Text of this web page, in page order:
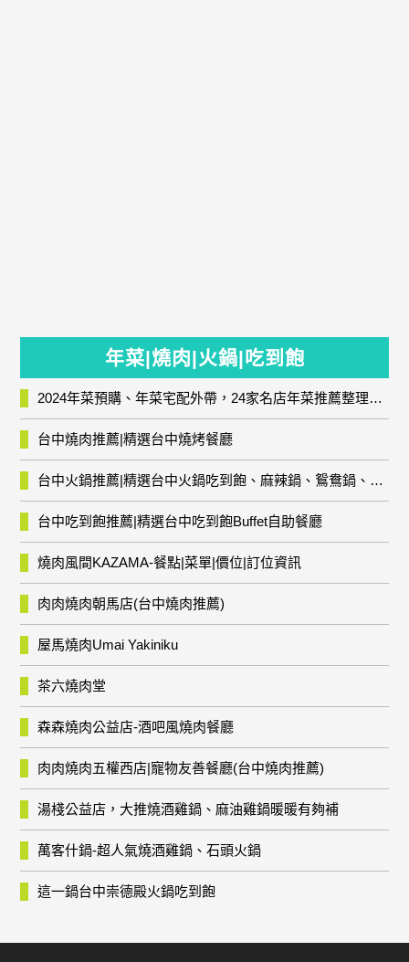
年菜|燒肉|火鍋|吃到飽
2024年菜預購、年菜宅配外帶，24家名店年菜推薦整理，圍爐輕鬆上菜團圓趣
台中燒肉推薦|精選台中燒烤餐廳
台中火鍋推薦|精選台中火鍋吃到飽、麻辣鍋、鴛鴦鍋、石頭火鍋、酸菜白肉鍋、海鮮鍋、燒酒雞、麻油雞、壽喜燒等熱門人氣火鍋店!
台中吃到飽推薦|精選台中吃到飽Buffet自助餐廳
燒肉風間KAZAMA-餐點|菜單|價位|訂位資訊
肉肉燒肉朝馬店(台中燒肉推薦)
屋馬燒肉Umai Yakiniku
茶六燒肉堂
森森燒肉公益店-酒吧風燒肉餐廳
肉肉燒肉五權西店|寵物友善餐廳(台中燒肉推薦)
湯棧公益店，大推燒酒雞鍋、麻油雞鍋暖暖有夠補
萬客什鍋-超人氣燒酒雞鍋、石頭火鍋
這一鍋台中崇德殿火鍋吃到飽